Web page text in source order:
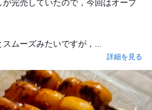
完売していたので，今回はオープ
ムーズみたいですが，...
詳細を見る